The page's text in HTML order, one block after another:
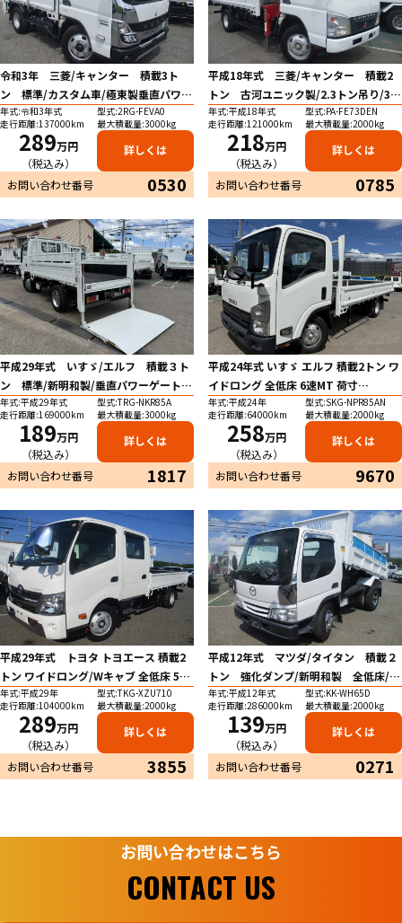
令和3年 三菱/キャンター 積載3ト
ン 標準/カスタム車/極東製垂直パワー
ゲート/昇降600kg 5速MT 床板、鳥
居、アオリ内側鉄板張り/ロープ穴左右3
カ所ずつ/左電格ミラー/電動ミラー/
バックカメラ/ETC/車線逸脱警報/衝突
被害軽減ブレーキ/メッキパーツ/アオリ
面縦45.5cm-横157.5cm ★お問い合
わせ番号：0530★
年式:令和3年式
型式:2RG-FEVA0
走行距離:137000km
最大積載量:3000kg
289万円
（税込み）
詳しくは
お問い合わせ番号 0530
平成18年式 三菱/キャンター 積載2
トン 古河ユニック製/2.3トン吊り/3段
クレーン/フックイン 5速ＭＴ 標準ロ
ング/床アピトン/鳥居鉄板/ロープ穴左
右3カ所ずつ/前後2カ所ずつ/ETC 荷台
塗装 荷寸：366-180-38 ★お問い合
わせ番号：0785★
年式:平成18年式
型式:PA-FE73DEN
走行距離:121000km
最大積載量:2000kg
218万円
（税込み）
詳しくは
お問い合わせ番号 0785
平成29年式 いすゞ/エルフ 積載３ト
ン 標準/新明和製/垂直パワーゲート
(リモコンなし) 昇降：600ｋｇ/ＰＧ
面：縦158-横80(105.5）ｃｍ 全低
床/6速ＭＴ 床縞鉄板/欄干/メッキホ
イール/左電格ミラー/ＥＴＣ/坂道発進
補助装置/ナビ(テレビ見れます) 荷台
問い合わせ番号：1817★
年式:平成29年式
型式:TRG-NKR85A
走行距離:169000km
最大積載量:3000kg
189万円
（税込み）
詳しくは
お問い合わせ番号 1817
平成24年式 いすゞ エルフ 積載2トン ワ
イドロング 全低床 6速MT 荷寸
430/208/38 ロープ穴3対 ETC 左電格ミ
ラー 坂道発進補助装置★お問い合わせ
番号：9670★
年式:平成24年
型式:SKG-NPR85AN
走行距離:64000km
最大積載量:2000kg
258万円
（税込み）
詳しくは
お問い合わせ番号 9670
平成29年式 トヨタ トヨエース 積載2
トン ワイドロング/Wキャブ 全低床 5速
MT 荷寸335/188/38 乗車定員7人 ETC
床鉄板 アオリ内側3方張替え済み！ 鉄
ネタ！ リアパワーウィンドウ リアクー
ラー リアヒーター 助手席エアバッグ
メッキパーツ ★お問い合わせ番号：
年式:平成29年
型式:TKG-XZU710
走行距離:104000km
最大積載量:2000kg
289万円
（税込み）
詳しくは
お問い合わせ番号 3855
平成12年式 マツダ/タイタン 積載２
トン 強化ダンプ/新明和製 全低床/5
速ＭＴ ４ナンバー/船型/ドカロクダン
プ/コボレーン/ターボ無し/左電格ミ
ラー/メッキパーツ 荷台塗装/荷寸：
310-159-32(ｃｍ) ★お問い合わせ番
号：0271★
年式:平成12年式
型式:KK-WH65D
走行距離:286000km
最大積載量:2000kg
139万円
（税込み）
詳しくは
お問い合わせ番号 0271
お問い合わせはこちら
CONTACT US